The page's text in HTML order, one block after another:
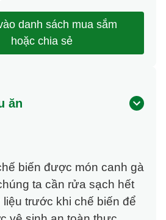
ăn
biến được món canh gà
ta cần rửa sạch hết
liệu trước khi chế biến để